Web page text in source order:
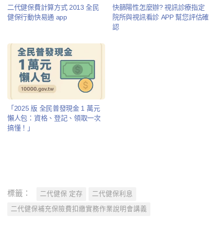
二代健保費計算方式 2013 全民
健保行動快易通 app
快篩陽性怎麼辦? 視訊診療指定
院所與視訊看診 APP 幫您評估確
認
「2025 版 全民普發現金 1 萬元
懶人包：資格、登記、領取一次
搞懂！」
標籤： 二代健保 定存 二代健保利息
二代健保補充保險費扣繳實務作業說明會講義